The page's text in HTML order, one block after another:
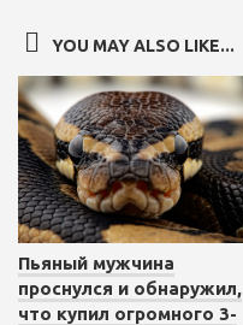
YOU MAY ALSO LIKE...
Пьяный мужчина
проснулся и обнаружил,
что купил огромного 3-